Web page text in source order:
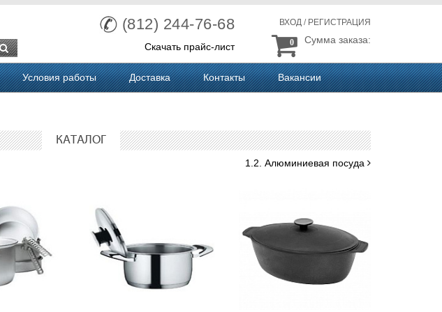
(812) 244-76-68
Скачать прайс-лист
ВХОД / РЕГИСТРАЦИЯ
Сумма заказа:
0
Условия работы Доставка Контакты Вакансии
КАТАЛОГ
1.2. Алюминиевая посуда